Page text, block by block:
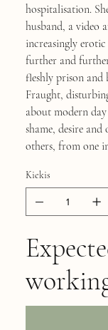
hospitalisation.
husband, a video
increasingly
further and
fleshly prison and
Fraught,
about modern
shame, desire
others, from one
Kiekis